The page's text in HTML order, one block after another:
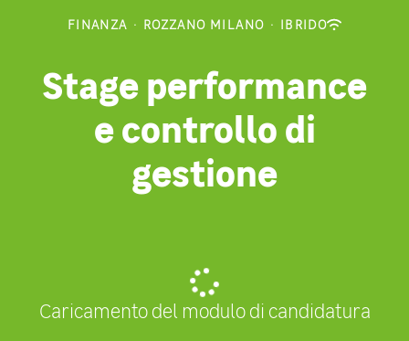
FINANZA · ROZZANO MILANO · IBRIDO
Stage performance
e controllo di
gestione
Caricamento del modulo di candidatura